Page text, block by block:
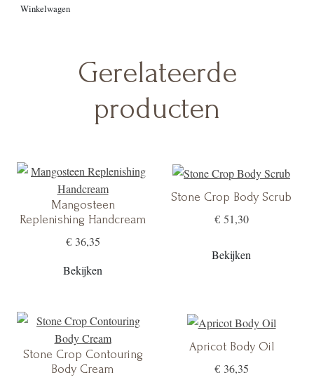
Winkelwagen
Gerelateerde
producten
Mangosteen
Replenishing Handcream
€ 36,35
Bekijken
Stone Crop Body Scrub
€ 51,30
Bekijken
Stone Crop Contouring
Body Cream
Apricot Body Oil
€ 36,35